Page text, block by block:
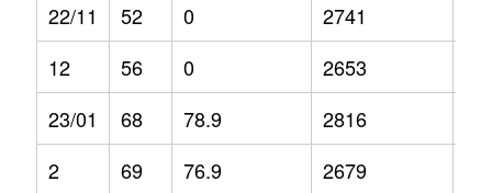
22/11
52 0 2741
12
56 0 2653
23/01
68 78.9 2816
2
69 76.9 2679